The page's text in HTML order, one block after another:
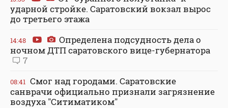
ударной стройке. Саратовский вокзал вырос
до третьего этажа
14:48
Определена подсудность дела о
ночном ДТП саратовского вице-губернатора
7
08:41 Смог над городами. Саратовские
санврачи официально признали загрязнение
воздуха "Ситиматиком"